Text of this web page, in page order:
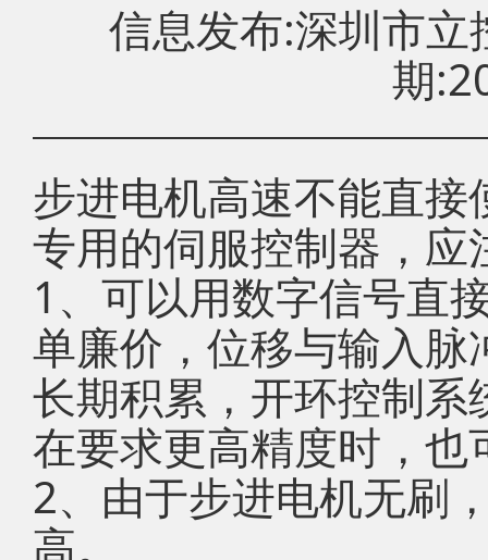
信息发布:深圳市
期
步进电机高速不能直
专用的伺服控制器，应
1、可以用数字信号直
单廉价，位移与输入
长期积累，开环控制
在要求更高精度时，
2、由于步进电机无刷
高。